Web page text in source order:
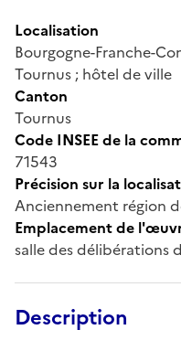
Localisation
Bourgogne-Franche-
Tournus ; hôtel de ville
Canton
Tournus
Code INSEE de la
71543
Précision sur la
Anciennement région
Emplacement de
salle des délibérations
Description